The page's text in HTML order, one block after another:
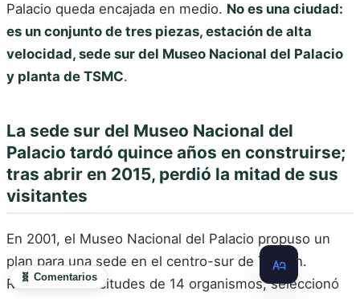
Palacio queda encajada en medio. No es una ciudad:
es un conjunto de tres piezas, estación de alta
velocidad, sede sur del Museo Nacional del Palacio
y planta de TSMC.
La sede sur del Museo Nacional del
Palacio tardó quince años en construirse;
tras abrir en 2015, perdió la mitad de sus
visitantes
En 2001, el Museo Nacional del Palacio propuso un
plan para una sede en el centro-sur de Taiwán.
Recibió 20 solicitudes de 14 organismos, seleccionó
🧬 Comentarios